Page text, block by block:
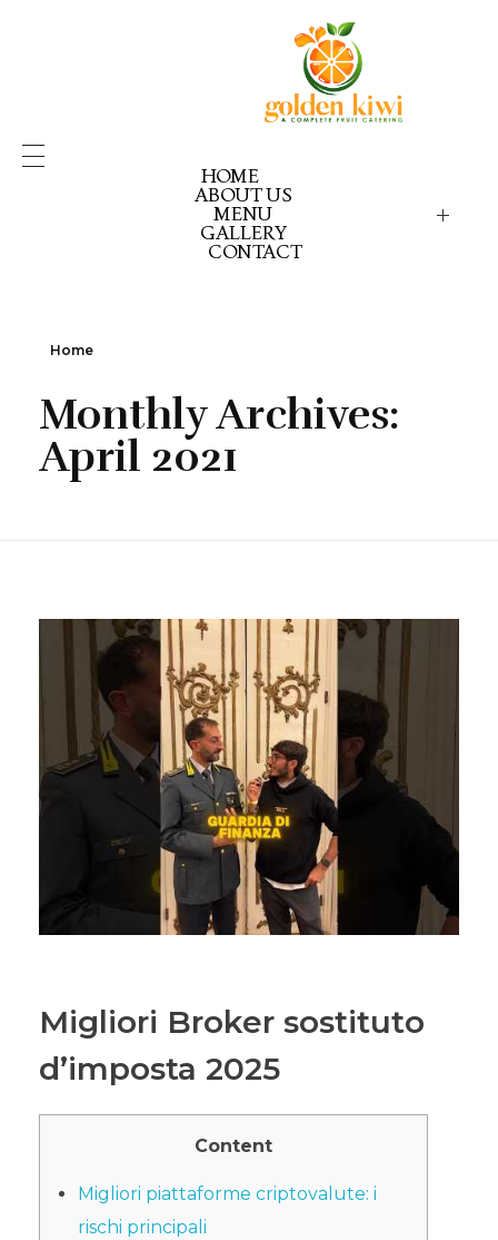
HOME
ABOUT US
MENU
GOLDEN KIWI MENU
GK PICK YOUR PACK
GK CELEBRATION GOLD
GALLERY
CONTACT
Home
Monthly Archives:
April 2021
Migliori Broker sostituto
d’imposta 2025
Content
Migliori piattaforme criptovalute: i
rischi principali